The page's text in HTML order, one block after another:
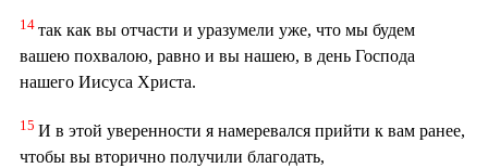
14 так как вы отчасти и уразумели уже, что мы будем
вашею похвалою, равно и вы нашею, в день Господа
нашего Иисуса Христа.
15 И в этой уверенности я намеревался прийти к вам ранее,
чтобы вы вторично получили благодать,